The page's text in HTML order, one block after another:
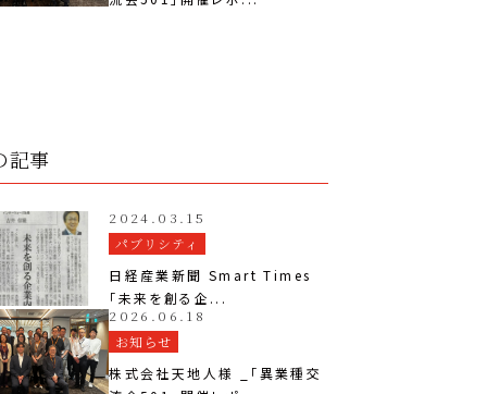
記事
2024.03.15
パブリシティ
日経産業新聞 Smart Times
「未来を創る企...
2026.06.18
お知らせ
株式会社天地人様 _「異業種交